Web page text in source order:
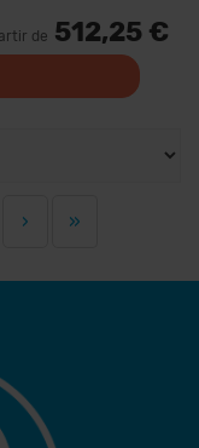
de 512,25 €
› »